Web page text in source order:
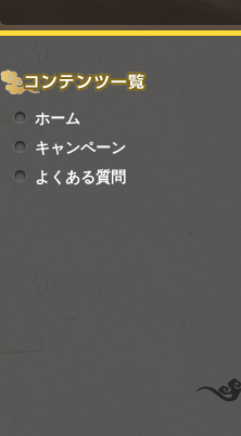
ホーム
キャンペーン
よくある質問